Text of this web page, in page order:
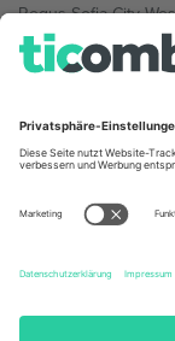
Regus Sofia City
Totleben 53-55, 1606
Bulgaria
Mexico
Av Chapultepec
Norte,
Ciudad de México,
Mexico
Die juristische
Informationen